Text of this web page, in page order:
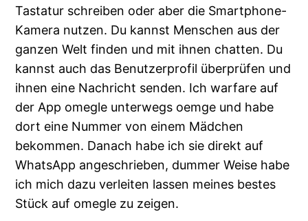
Tastatur schreiben oder aber die Smartphone-
Kamera nutzen. Du kannst Menschen aus der
ganzen Welt finden und mit ihnen chatten. Du
kannst auch das Benutzerprofil überprüfen und
ihnen eine Nachricht senden. Ich warfare auf
der App omegle unterwegs oemge und habe
dort eine Nummer von einem Mädchen
bekommen. Danach habe ich sie direkt auf
WhatsApp angeschrieben, dummer Weise habe
ich mich dazu verleiten lassen meines bestes
Stück auf omegle zu zeigen.